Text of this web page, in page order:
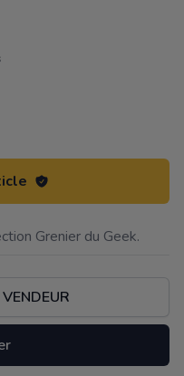
Grenier du Geek.